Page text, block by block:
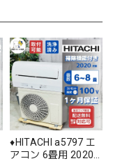
♦️HITACHI a5797 エ
アコン 6畳用 2020